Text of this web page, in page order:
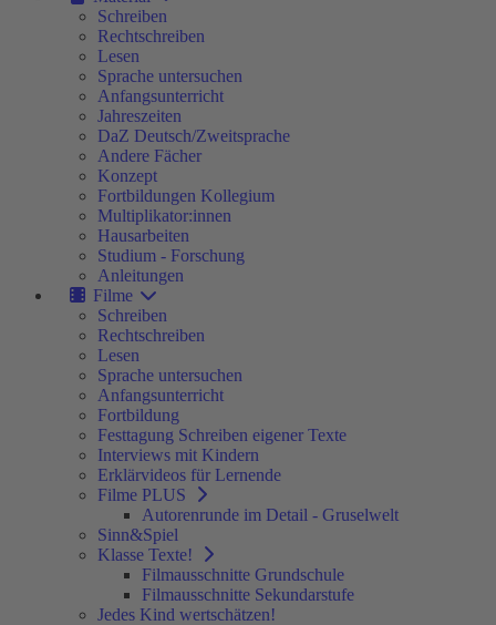
Schreiben
Rechtschreiben
Lesen
Sprache untersuchen
Anfangsunterricht
Jahreszeiten
DaZ Deutsch/Zweitsprache
Andere Fächer
Konzept
Fortbildungen Kollegium
Multiplikator:innen
Hausarbeiten
Studium - Forschung
Anleitungen
Filme
Schreiben
Rechtschreiben
Lesen
Sprache untersuchen
Anfangsunterricht
Fortbildung
Festtagung Schreiben eigener Texte
Interviews mit Kindern
Erklärvideos für Lernende
Filme PLUS
Autorenrunde im Detail - Gruselwelt
Sinn&Spiel
Klasse Texte!
Filmausschnitte Grundschule
Filmausschnitte Sekundarstufe
Jedes Kind wertschätzen!